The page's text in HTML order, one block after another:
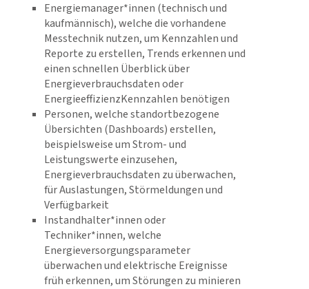
Energiemanager*innen (technisch und
kaufmännisch), welche die vorhandene
Messtechnik nutzen, um Kennzahlen und
Reporte zu erstellen, Trends erkennen und
einen schnellen Überblick über
Energieverbrauchsdaten oder
EnergieeffizienzKennzahlen benötigen
Personen, welche standortbezogene
Übersichten (Dashboards) erstellen,
beispielsweise um Strom- und
Leistungswerte einzusehen,
Energieverbrauchsdaten zu überwachen,
für Auslastungen, Störmeldungen und
Verfügbarkeit
Instandhalter*innen oder
Techniker*innen, welche
Energieversorgungsparameter
überwachen und elektrische Ereignisse
früh erkennen, um Störungen zu minieren